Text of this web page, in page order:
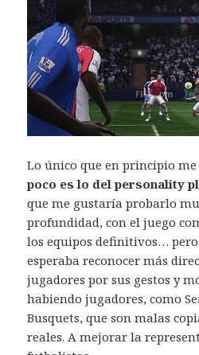
Lo único que en principio me
poco es lo del personality
que me gustaría probarlo
profundidad, con el juego
los equipos definitivos…
esperaba reconocer más
jugadores por sus gestos y
habiendo jugadores, como
Busquets, que son malas
reales. A mejorar la